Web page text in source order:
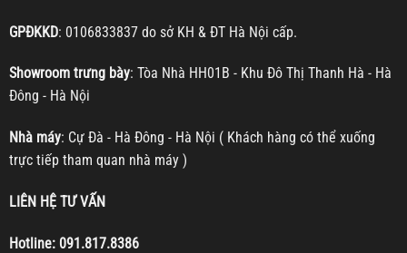
GPĐKKD: 0106833837 do sở KH & ĐT Hà Nội cấp.
Showroom trưng bày: Tòa Nhà HH01B - Khu Đô Thị Thanh Hà - Hà
Đông - Hà Nội
Nhà máy: Cự Đà - Hà Đông - Hà Nội ( Khách hàng có thể xuống
trực tiếp tham quan nhà máy )
LIÊN HỆ TƯ VẤN
Hotline: 091.817.8386